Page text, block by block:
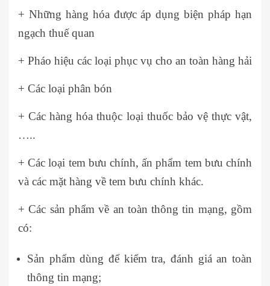
+ Những hàng hóa được áp dụng biện pháp hạn
ngạch thuế quan
+ Pháo hiệu các loại phục vụ cho an toàn hàng hải
+ Các loại phân bón
+ Các hàng hóa thuộc loại thuốc bảo vệ thực vật,
…..
+ Các loại tem bưu chính, ấn phẩm tem bưu chính
và các mặt hàng về tem bưu chính khác.
+ Các sản phẩm về an toàn thông tin mạng, gồm
có:
Sản phẩm dùng để kiểm tra, đánh giá an toàn
thông tin mạng;